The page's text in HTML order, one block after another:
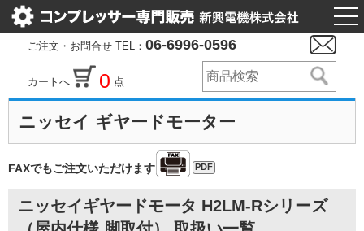
ご注文・お問合せ TEL： 06-6996-0596
カートへ 0 点
ニッセイ ギヤードモーター
FAXでもご注文いただけます PDF
ニッセイギヤードモータ H2LM-Rシリーズ